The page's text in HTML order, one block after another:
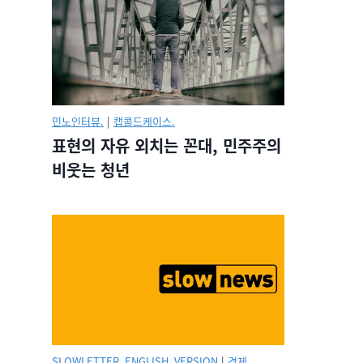
민노인터뷰. | 캡콜드케이스.
표현의 자유 외치는 꼰대, 민주주의
비웃는 청년